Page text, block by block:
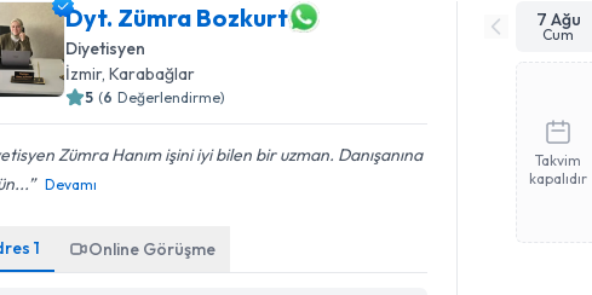
Dyt. Zümra Bozkurt
Diyetisyen
İzmir, Karabağlar
5 (6 Değerlendirme)
Zümra Hanım işini iyi bilen bir uzman. Danışanına
Devamı
1 Online Görüşme
7 Ağu
Cum
Takvim
kapalıdır